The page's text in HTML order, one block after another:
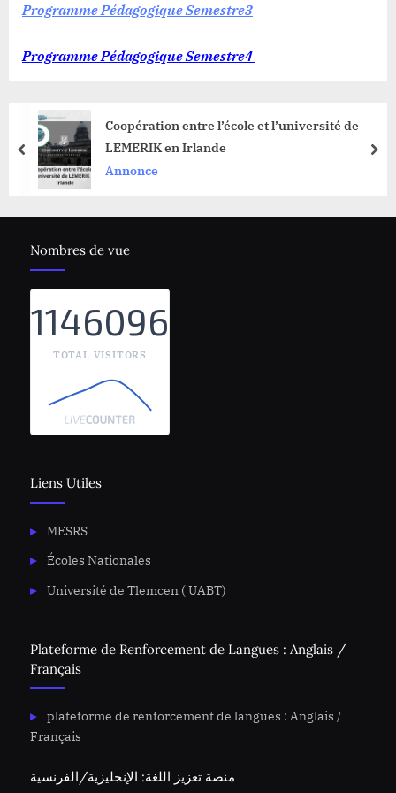
Programme Pédagogique Semestre3
Programme Pédagogique Semestre4
Coopération entre l’école et l’université de
LEMERIK en Irlande
Annonce
prev
Nombres de vue
1146096
TOTAL VISITORS
Liens Utiles
MESRS
Écoles Nationales
Université de Tlemcen ( UABT)
Plateforme de Renforcement de Langues : Anglais /
Français
plateforme de renforcement de langues : Anglais /
Français
منصة تعزيز اللغة: الإنجليزية/الفرنسية